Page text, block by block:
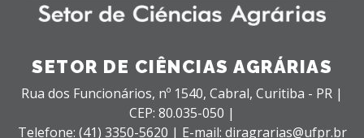
SETOR DE CIÊNCIAS AGRÁRIAS
Rua dos Funcionários, nº 1540, Cabral, Curitiba - PR |
CEP: 80.035-050 |
Telefone: (41) 3350-5620 | E-mail: diragrarias@ufpr.br